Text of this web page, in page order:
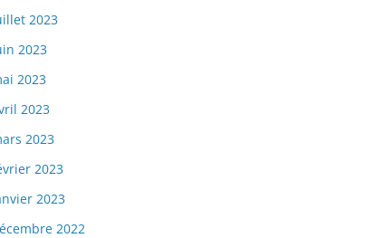
2023
2023
2023
2023
2023
2023
2023
2022